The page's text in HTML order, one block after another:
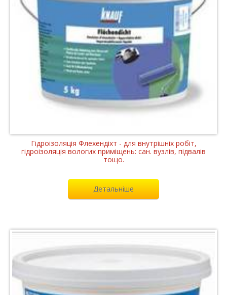
Гідроізоляція Флехендіхт - для внутрішніх робіт,
гідроізоляція вологих приміщень: сан. вузлів, підвалів
тощо.
Детальніше